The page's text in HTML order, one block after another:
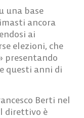
una base
ancora
ai
elezioni, che
presentando
questi anni di
Berti nel
direttivo è